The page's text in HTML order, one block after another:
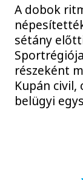
A dobok
sétány
részeként
Kupán civil,
belügyi